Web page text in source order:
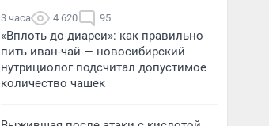
3 часа 4 620 95
«Вплоть до диареи»: как правильно
пить иван-чай — новосибирский
нутрициолог подсчитал допустимое
количество чашек